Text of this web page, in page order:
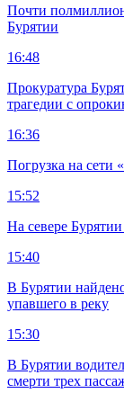
Почти
Бурятии
16:48
Прокуратура
трагедии с
16:36
Погрузка на сети
15:52
На севере
15:40
В Бурятии
упавшего в реку
15:30
В Бурятии
смерти трех